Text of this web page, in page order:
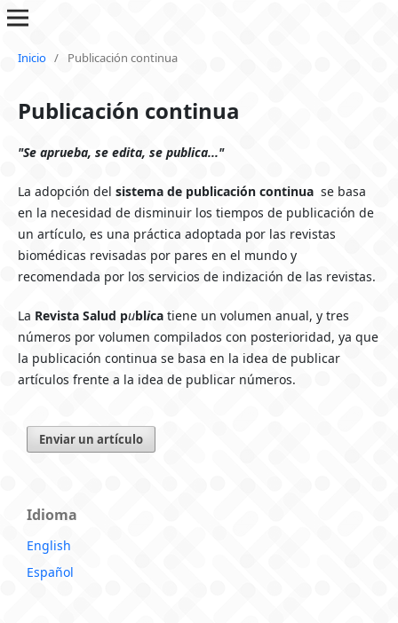
Inicio / Publicación continua
Publicación continua
"Se aprueba, se edita, se publica..."
La adopción del sistema de publicación continuase basa
en la necesidad de disminuir los tiempos de publicación de
un artículo, es una práctica adoptada por las revistas
biomédicas revisadas por pares en el mundo y
recomendada por los servicios de indización de las revistas.
La Revista Salud publica tiene un volumen anual, y tres
números por volumen compilados con posterioridad, ya que
la publicación continua se basa en la idea de publicar
artículos frente a la idea de publicar números.
Enviar un artículo
Idioma
English
Español